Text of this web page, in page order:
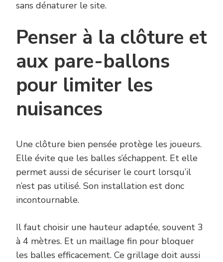
sans dénaturer le site.
Penser à la clôture et
aux pare-ballons
pour limiter les
nuisances
Une clôture bien pensée protège les joueurs.
Elle évite que les balles s’échappent. Et elle
permet aussi de sécuriser le court lorsqu’il
n’est pas utilisé. Son installation est donc
incontournable.
Il faut choisir une hauteur adaptée, souvent 3
à 4 mètres. Et un maillage fin pour bloquer
les balles efficacement. Ce grillage doit aussi